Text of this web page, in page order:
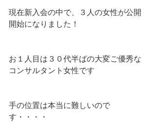
現在新入会の中で、３人の女性が公開
開始になりました！
お１人目は３０代半ばの大変ご優秀な
コンサルタント女性です
手の位置は本当に難しいので
す・・・・